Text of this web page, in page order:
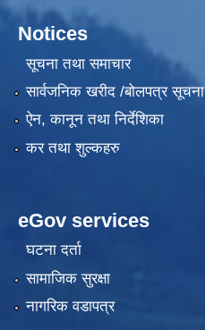
Notices
सूचना तथा समाचार
सार्वजनिक खरीद /बोलपत्र सूचना
ऐन, कानून तथा निर्देशिका
कर तथा शुल्कहरु
eGov services
घटना दर्ता
सामाजिक सुरक्षा
नागरिक वडापत्र